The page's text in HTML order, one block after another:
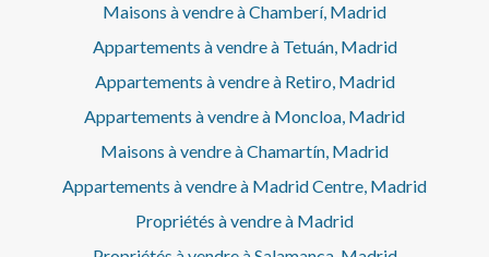
Maisons à vendre à Chamberí, Madrid
Appartements à vendre à Tetuán, Madrid
Appartements à vendre à Retiro, Madrid
Appartements à vendre à Moncloa, Madrid
Maisons à vendre à Chamartín, Madrid
Appartements à vendre à Madrid Centre, Madrid
Propriétés à vendre à Madrid